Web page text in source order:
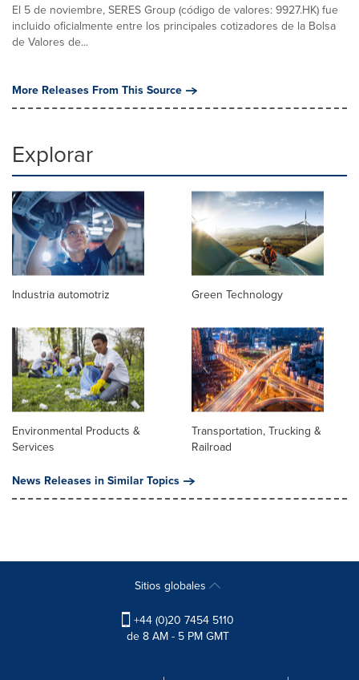
El 5 de noviembre, SERES Group (código de valores: 9927.HK) fue
incluido oficialmente entre los principales cotizadores de la Bolsa
de Valores de...
More Releases From This Source
Explorar
Industria automotriz Green Technology
Environmental Products &
Services
Transportation, Trucking &
Railroad
News Releases in Similar Topics
Sitios globales
+44 (0)20 7454 5110
de 8 AM - 5 PM GMT